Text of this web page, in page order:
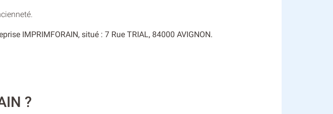
IMPRIMFORAIN, situé : 7 Rue TRIAL, 84000 AVIGNON.
?